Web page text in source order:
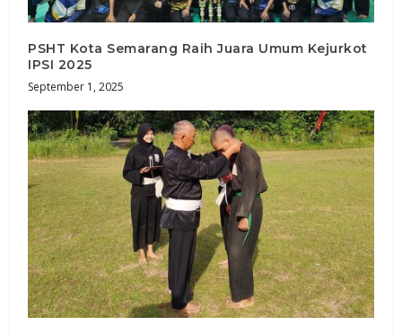
PSHT Kota Semarang Raih Juara Umum Kejurkot
IPSI 2025
September 1, 2025